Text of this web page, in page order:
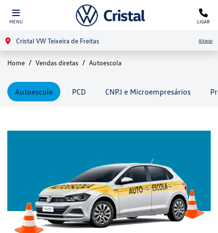
MENU LIGAR
Cristal VW Teixeira de Freitas Alterar
Home Vendas diretas Autoescola
PCD CNPJ e Microempresários
Autoescola